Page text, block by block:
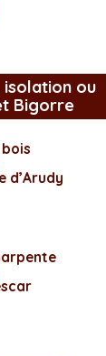
ou
Bigorre
d’Arudy